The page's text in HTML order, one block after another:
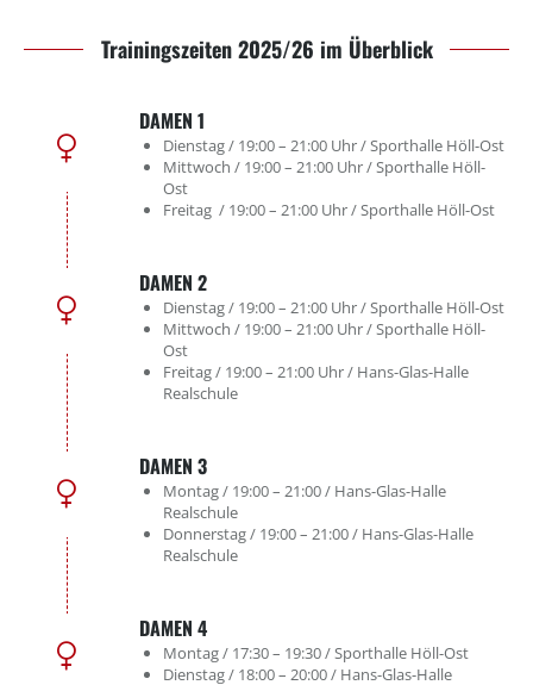
Trainingszeiten 2025/26 im Überblick
DAMEN 1
Dienstag / 19:00 – 21:00 Uhr / Sporthalle Höll-Ost
Mittwoch / 19:00 – 21:00 Uhr / Sporthalle Höll-
Ost
Freitag / 19:00 – 21:00 Uhr / Sporthalle Höll-Ost
DAMEN 2
Dienstag / 19:00 – 21:00 Uhr / Sporthalle Höll-Ost
Mittwoch / 19:00 – 21:00 Uhr / Sporthalle Höll-
Ost
Freitag / 19:00 – 21:00 Uhr / Hans-Glas-Halle
Realschule
DAMEN 3
Montag / 19:00 – 21:00 / Hans-Glas-Halle
Realschule
Donnerstag / 19:00 – 21:00 / Hans-Glas-Halle
Realschule
DAMEN 4
Montag / 17:30 – 19:30 / Sporthalle Höll-Ost
Dienstag / 18:00 – 20:00 / Hans-Glas-Halle